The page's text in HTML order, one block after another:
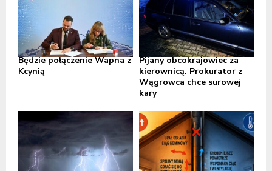
Będzie połączenie Wapna z
Kcynią
Pijany obcokrajowiec za
kierownicą. Prokurator z
Wągrowca chce surowej
kary